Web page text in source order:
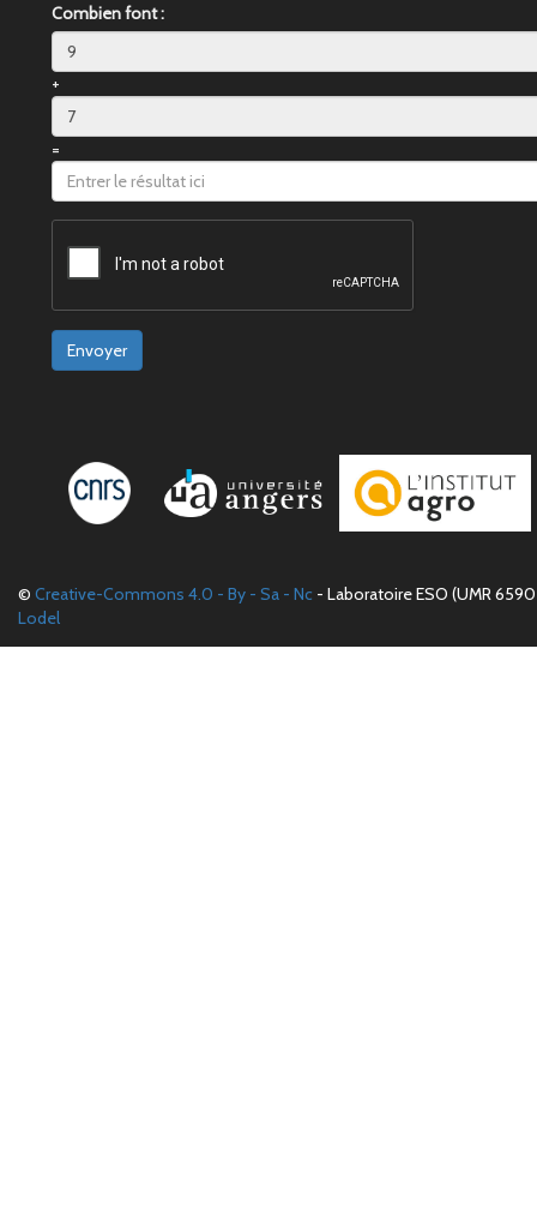
Combien font :
+
=
Envoyer
© Creative-Commons 4.0 - By - Sa - Nc - Laboratoire ESO (UMR
Lodel